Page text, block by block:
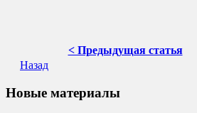
< Предыдущая статья
Назад
Новые материалы